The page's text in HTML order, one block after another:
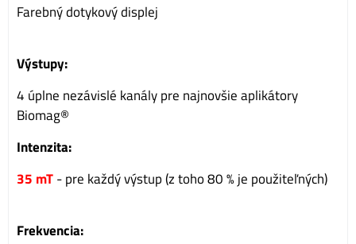
Farebný dotykový displej
Výstupy:
4 úplne nezávislé kanály pre najnovšie aplikátory
Biomag®
Intenzita:
35 mT- pre každý výstup (z toho 80 % je použiteľných)
Frekvencia: